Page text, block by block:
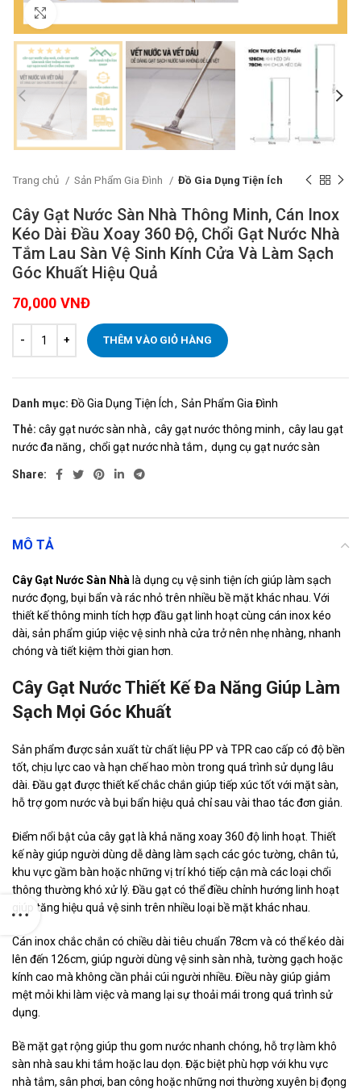
Trang chủ Sản Phẩm Gia Đình Đồ Gia Dụng Tiện Ích
Cây Gạt Nước Sàn Nhà Thông Minh, Cán Inox
Kéo Dài Đầu Xoay 360 Độ, Chổi Gạt Nước Nhà
Tắm Lau Sàn Vệ Sinh Kính Cửa Và Làm Sạch
Góc Khuất Hiệu Quả
70,000 VNĐ
THÊM VÀO GIỎ HÀNG
Danh mục: Đồ Gia Dụng Tiện Ích, Sản Phẩm Gia Đình
Thẻ: cây gạt nước sàn nhà, cây gạt nước thông minh, cây lau gạt
nước đa năng, chổi gạt nước nhà tắm, dụng cụ gạt nước sàn
Share:
MÔ TẢ
Cây Gạt Nước Sàn Nhà là dụng cụ vệ sinh tiện ích giúp làm sạch
nước đọng, bụi bẩn và rác nhỏ trên nhiều bề mặt khác nhau. Với
thiết kế thông minh tích hợp đầu gạt linh hoạt cùng cán inox kéo
dài, sản phẩm giúp việc vệ sinh nhà cửa trở nên nhẹ nhàng, nhanh
chóng và tiết kiệm thời gian hơn.
Cây Gạt Nước Thiết Kế Đa Năng Giúp Làm
Sạch Mọi Góc Khuất
Sản phẩm được sản xuất từ chất liệu PP và TPR cao cấp có độ bền
tốt, chịu lực cao và hạn chế hao mòn trong quá trình sử dụng lâu
dài. Đầu gạt được thiết kế chắc chắn giúp tiếp xúc tốt với mặt sàn,
hỗ trợ gom nước và bụi bẩn hiệu quả chỉ sau vài thao tác đơn giản.
Điểm nổi bật của cây gạt là khả năng xoay 360 độ linh hoạt. Thiết
kế này giúp người dùng dễ dàng làm sạch các góc tường, chân tủ,
khu vực gầm bàn hoặc những vị trí khó tiếp cận mà các loại chổi
thông thường khó xử lý. Đầu gạt có thể điều chỉnh hướng linh hoạt
giúp tăng hiệu quả vệ sinh trên nhiều loại bề mặt khác nhau.
Cán inox chắc chắn có chiều dài tiêu chuẩn 78cm và có thể kéo dài
lên đến 126cm, giúp người dùng vệ sinh sàn nhà, tường gạch hoặc
kính cao mà không cần phải cúi người nhiều. Điều này giúp giảm
mệt mỏi khi làm việc và mang lại sự thoải mái trong quá trình sử
dụng.
Bề mặt gạt rộng giúp thu gom nước nhanh chóng, hỗ trợ làm khô
sàn nhà sau khi tắm hoặc lau dọn. Đặc biệt phù hợp với khu vực
nhà tắm, sân phơi, ban công hoặc những nơi thường xuyên bị đọng